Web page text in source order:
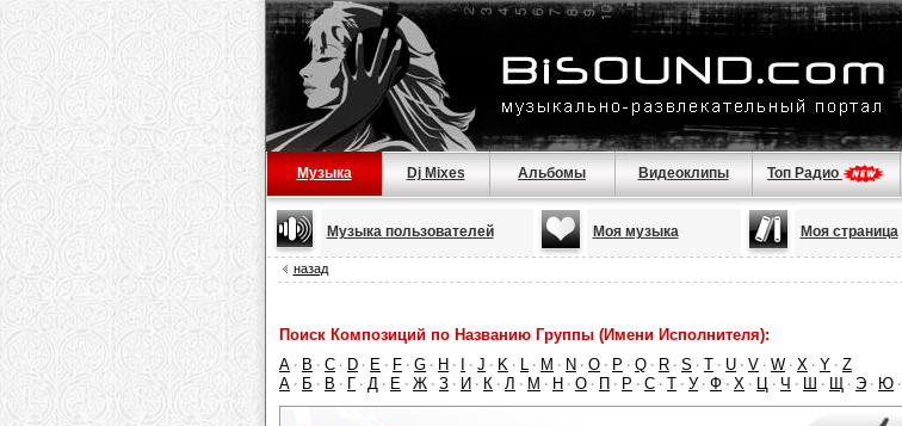
Музыка Dj Mixes Альбомы Видеоклипы Топ Радио
Музыка пользователей Моя музыка Моя страница
назад
Поиск Композиций по Названию Группы (Имени Исполнителя):
A · B · C · D · E · F · G · H · · J · K · L · M · N · O · P · Q · R · S · T · U · V · W · X · Y · Z
А · Б · В · Г · Д · Е · Ж · З · И · К · Л · М · Н · О · П · Р · С · Т · У · Ф · Х · Ц · Ч · Ш · Щ · Э · Ю ·